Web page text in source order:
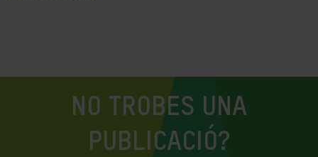
NO TROBES UNA
PUBLICACIÓ?